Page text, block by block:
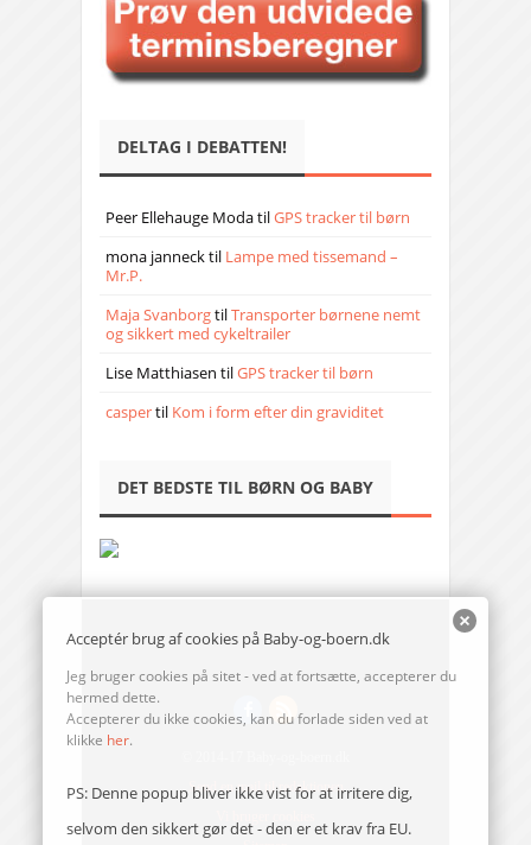
DELTAG I DEBATTEN!
Peer Ellehauge ModatilGPS tracker til børn
mona jannecktil Lampe med tissemand –
Mr.P.
Maja SvanborgtilTransporter børnene nemt
og sikkert med cykeltrailer
Lise Matthiasen tilGPS tracker til børn
caspertil Kom i form efter din graviditet
DET BEDSTE TIL BØRN OG BABY
Send en mail til redaktionen
Acceptér brug af cookies på Baby-og-boern.dk
Jeg bruger cookies på sitet - ved at fortsætte, accepterer du
hermed dette.
Accepterer du ikke cookies, kan du forlade siden ved at
klikke her.
PS: Denne popup bliver ikke vist for at irritere dig,
selvom den sikkert gør det - den er et krav fra EU.